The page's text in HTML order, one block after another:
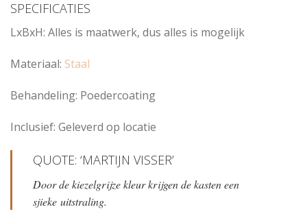
SPECIFICATIES
LxBxH: Alles is maatwerk, dus alles is mogelijk
Materiaal: Staal
Behandeling: Poedercoating
Inclusief: Geleverd op locatie
QUOTE: ‘MARTIJN VISSER’
Door de kiezelgrijze kleur krijgen de kasten een
sjieke uitstraling.